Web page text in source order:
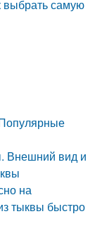
выбрать самую
Внешний вид и
на
тыквы быстро